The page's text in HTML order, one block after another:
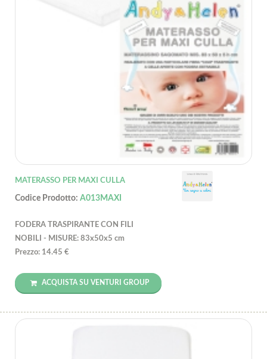
MATERASSO PER MAXI CULLA
Codice Prodotto: A013MAXI
FODERA TRASPIRANTE CON FILI
NOBILI - MISURE: 83x50x5 cm
Prezzo: 14.45 €
ACQUISTA SU VENTURI GROUP